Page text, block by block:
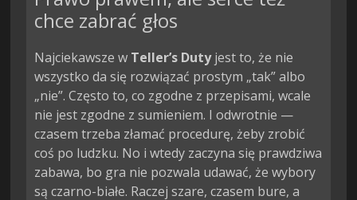
chce zabrać głos
Najciekawsze w Teller’s Dutyjest to, że nie
wszystko da się rozwiązać prostym „tak” albo
„nie”. Często to, co zgodne z przepisami, wcale
nie jest zgodne z sumieniem. I odwrotnie —
czasem trzeba złamać procedurę, żeby zrobić
coś po ludzku. No i wtedy zaczyna się prawdziwa
zabawa, bo gra nie pozwala udawać, że wybory
są czarno-białe. Raczej szare, czasem bure, a